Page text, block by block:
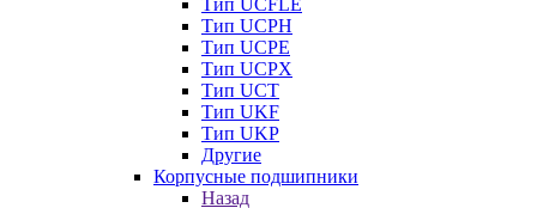
Тип UCFLE
Тип UCPH
Тип UCPE
Тип UCPX
Тип UCT
Тип UKF
Тип UKP
Другие
Корпусные подшипники
Назад